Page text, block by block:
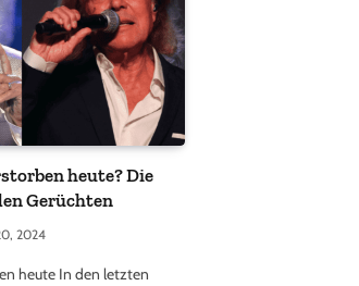
heute? Die
Gerüchten
2024
heute In den letzten